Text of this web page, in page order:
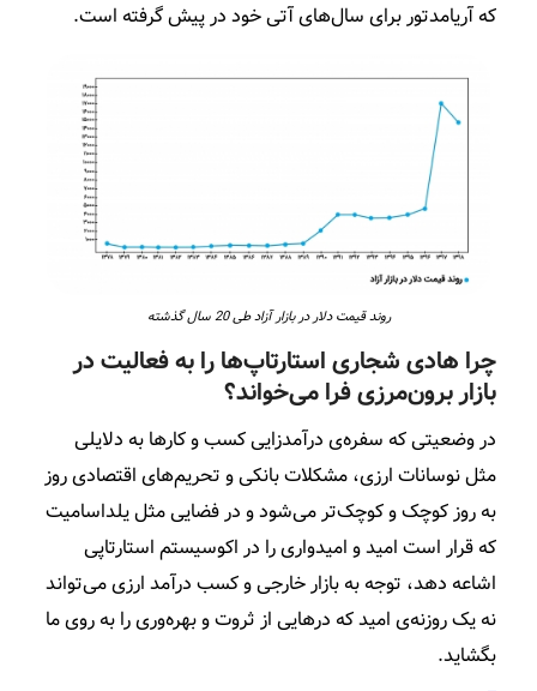
که آریامدتور برای سال‌های آتی خود در پیش گرفته است.
روند قیمت دلار در بازار آزاد طی 20 سال گذشته
چرا هادی شجاری استارتاپ‌ها را به فعالیت در
بازار برون‌مرزی فرا می‌خواند؟
در وضعیتی که سفره‌ی درآمدزایی کسب و کارها به دلایلی
مثل نوسانات ارزی، مشکلات بانکی و تحریم‌های اقتصادی روز
به روز کوچک و کوچک‌تر می‌شود و در فضایی مثل یلداسامیت
که قرار است امید و امیدواری را در اکوسیستم استارتاپی
اشاعه دهد، توجه به بازار خارجی و کسب درآمد ارزی می‌تواند
نه یک روزنه‌ی امید که درهایی از ثروت و بهره‌وری را به روی ما
بگشاید.